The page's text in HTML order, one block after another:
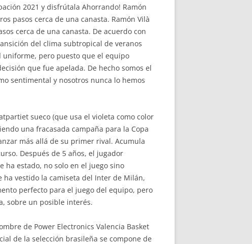
2021 y disfrútala Ahorrando! Ramón
pasos cerca de una canasta. Ramón Vilà
cerca de una canasta. De acuerdo con
del clima subtropical de veranos
uniforme, pero puesto que el equipo
que fue apelada. De hecho somos el
sentimental y nosotros nunca lo hemos
sueco (que usa el violeta como color
una fracasada campaña para la Copa
más allá de su primer rival. Acumula
Después de 5 años, el jugador
ha estado, no solo en el juego sino
vestido la camiseta del Inter de Milán,
perfecto para el juego del equipo, pero
sobre un posible interés.
de Power Electronics Valencia Basket
de la selección brasileña se compone de